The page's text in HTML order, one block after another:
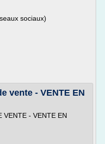
sociaux)
vente - VENTE EN
VENTE - VENTE EN